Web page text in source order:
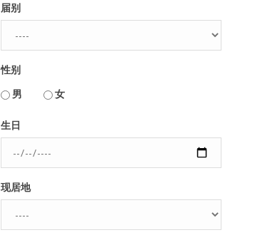
用户名或Email
记住我的登录状态
届别
性别
男
女
生日
现居地